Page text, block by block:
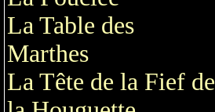
La Table des
Marthes
La Tête de la Fief de